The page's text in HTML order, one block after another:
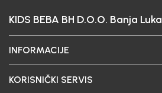
KIDS BEBA BH D.O.O. Banja Luka
INFORMACIJE
KORISNIČKI SERVIS